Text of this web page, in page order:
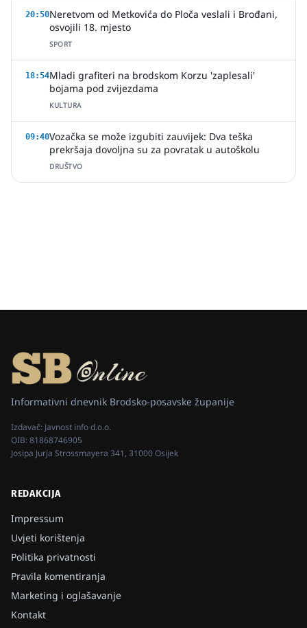
20:50Neretvom od Metkovića do Ploča veslali i Brođani,
osvojili 18. mjesto
SPORT
18:54Mladi grafiteri na brodskom Korzu 'zaplesali'
bojama pod zvijezdama
KULTURA
09:40Vozačka se može izgubiti zauvijek: Dva teška
prekršaja dovoljna su za povratak u autoškolu
DRUŠTVO
Informativni dnevnik Brodsko-posavske županije
Izdavač: Javnost info d.o.o.
OIB:81868746905
Josipa Jurja Strossmayera 341, 31000 Osijek
REDAKCIJA
Impressum
Uvjeti korištenja
Politika privatnosti
Pravila komentiranja
Marketing i oglašavanje
Kontakt